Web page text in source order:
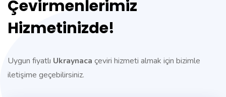
Çevirmenlerimiz
Hizmetinizde!
Uygun fiyatlı Ukraynaca çeviri hizmeti almak için bizimle
iletişime geçebilirsiniz.